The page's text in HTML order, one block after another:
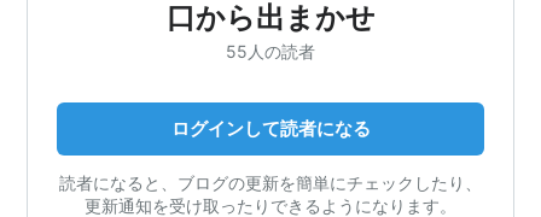
口から出まかせ
55人の読者
ログインして読者になる
読者になると、ブログの更新を簡単にチェックしたり、
更新通知を受け取ったりできるようになります。